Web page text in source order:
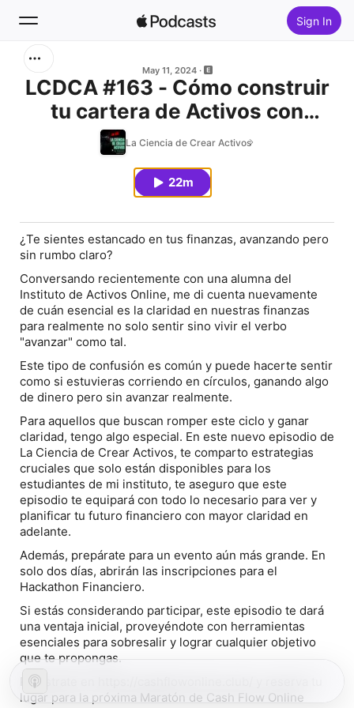
Sign In
Home
May 11, 2024
LCDCA #163 - Cómo construir
tu cartera de Activos con
menos de 500 U$D
La Ciencia de Crear Activos
22m
¿Te sientes estancado en tus finanzas, avanzando pero
sin rumbo claro?
Conversando recientemente con una alumna del
Instituto de Activos Online, me di cuenta nuevamente
de cuán esencial es la claridad en nuestras finanzas
para realmente no solo sentir sino vivir el verbo
"avanzar" como tal.
Este tipo de confusión es común y puede hacerte sentir
como si estuvieras corriendo en círculos, ganando algo
de dinero pero sin avanzar realmente.
Para aquellos que buscan romper este ciclo y ganar
claridad, tengo algo especial. En este nuevo episodio de
La Ciencia de Crear Activos, te comparto estrategias
cruciales que solo están disponibles para los
estudiantes de mi instituto, te aseguro que este
episodio te equipará con todo lo necesario para ver y
planificar tu futuro financiero con mayor claridad en
adelante.
Además, prepárate para un evento aún más grande. En
solo dos días, abrirán las inscripciones para el
Hackathon Financiero.
Si estás considerando participar, este episodio te dará
una ventaja inicial, proveyéndote con herramientas
esenciales para sobresalir y lograr cualquier objetivo
que te propongas.
Regístrate en https://cashflowonline.club/ y reserva tu
lugar para la próxima Maratón de Cash Flow Online